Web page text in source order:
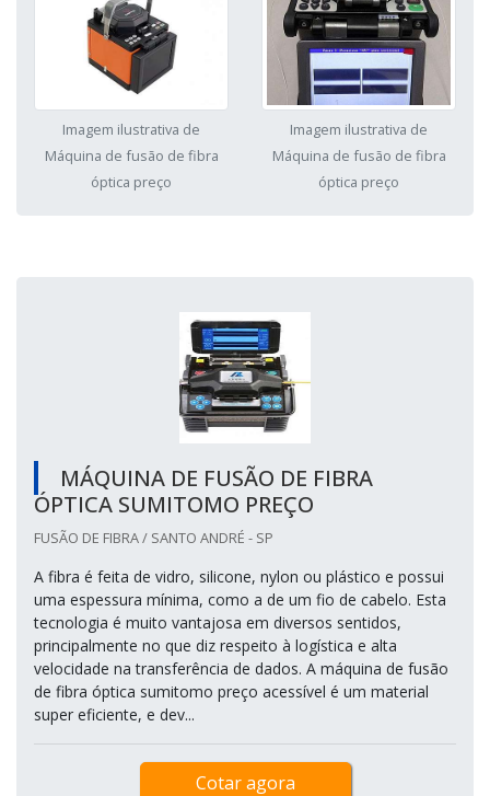
Imagem ilustrativa de
Máquina de fusão de fibra
óptica preço
Imagem ilustrativa de
Máquina de fusão de fibra
óptica preço
MÁQUINA DE FUSÃO DE FIBRA
ÓPTICA SUMITOMO PREÇO
FUSÃO DE FIBRA / SANTO ANDRÉ - SP
A fibra é feita de vidro, silicone, nylon ou plástico e possui
uma espessura mínima, como a de um fio de cabelo. Esta
tecnologia é muito vantajosa em diversos sentidos,
principalmente no que diz respeito à logística e alta
velocidade na transferência de dados. A máquina de fusão
de fibra óptica sumitomo preço acessível é um material
super eficiente, e dev...
Cotar agora